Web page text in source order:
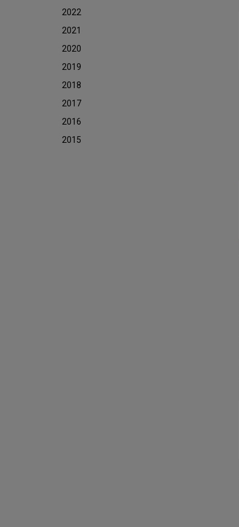
2022
2021
2020
2019
2018
2017
2016
2015